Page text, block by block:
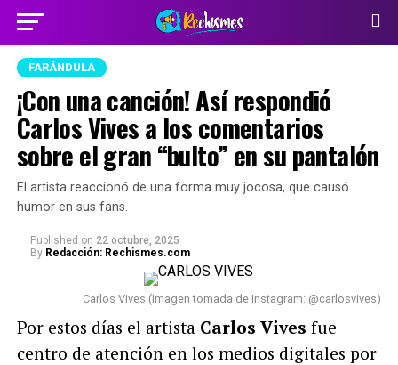
FARÁNDULA
¡Con una canción! Así respondió
Carlos Vives a los comentarios
sobre el gran “bulto” en su pantalón
El artista reaccionó de una forma muy jocosa, que causó
humor en sus fans.
Published on 22 octubre, 2025
By Redacción: Rechismes.com
Carlos Vives (Imagen tomada de Instagram: @carlosvives)
Por estos días el artista Carlos Vives fue
centro de atención en los medios digitales por